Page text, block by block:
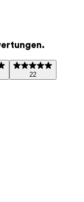
der Haut.
— Bildet eine
Schicht auf
mit
und vor
und
22